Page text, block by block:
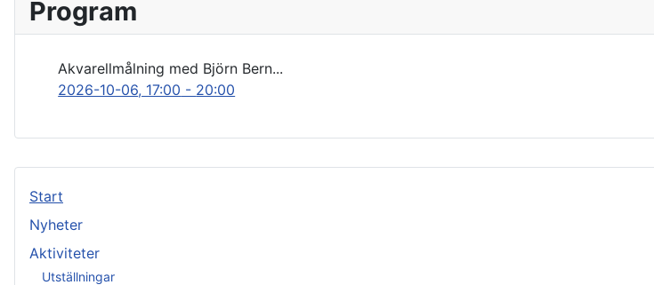
Start
Nyheter
Aktiviteter
Utställningar
Program
Akvarellmålning med Björn Bern...
2026-10-06, 17:00 - 20:00